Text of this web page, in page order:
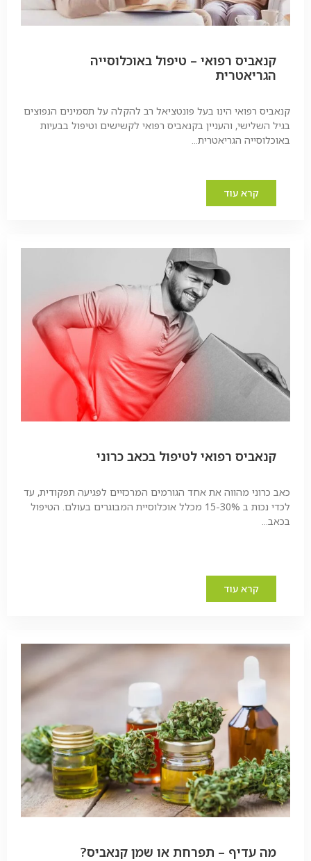
קנאביס רפואי – טיפול באוכלוסייה
הגריאטרית
קנאביס רפואי הינו בעל פונטציאל רב להקלה על תסמינים הנפוצים
בגיל השלישי, והעניין בקנאביס רפואי לקשישים וטיפול בבעיות
באוכלוסייה הגריאטרית...
קרא עוד
קנאביס רפואי לטיפול בכאב כרוני
כאב כרוני מהווה את אחד הגורמים המרכזיים לפגיעה תפקודית, עד
לכדי נכות ב 15-30% מכלל אוכלוסיית המבוגרים בעולם. הטיפול
בכאב...
קרא עוד
מה עדיף – תפרחת או שמן קנאביס?